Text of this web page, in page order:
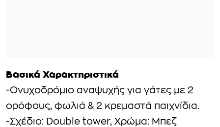
Βασικά Χαρακτηριστικά
-Ονυχοδρόμιο αναψυχής για γάτες με 2
ορόφους, φωλιά & 2 κρεμαστά παιχνίδια.
-Σχέδιο: Double tower, Χρώμα: Μπεζ